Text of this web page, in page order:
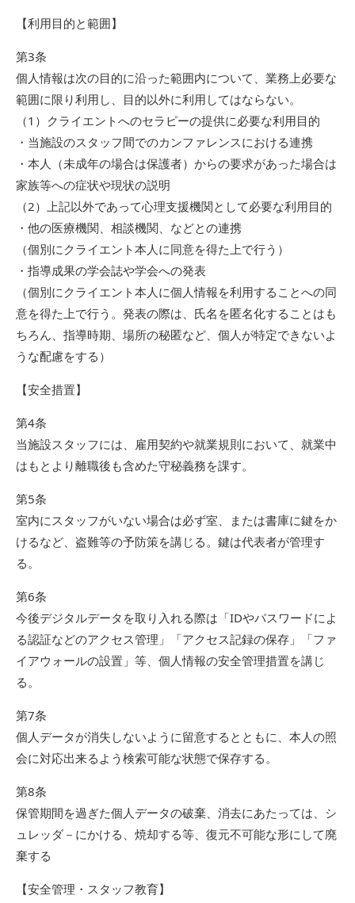
【利用目的と範囲】
第3条
個人情報は次の目的に沿った範囲内について、業務上必要な
範囲に限り利用し、目的以外に利用してはならない。
（1）クライエントへのセラピーの提供に必要な利用目的
・当施設のスタッフ間でのカンファレンスにおける連携
・本人（未成年の場合は保護者）からの要求があった場合は
家族等への症状や現状の説明
（2）上記以外であって心理支援機関として必要な利用目的
・他の医療機関、相談機関、などとの連携
（個別にクライエント本人に同意を得た上で行う）
・指導成果の学会誌や学会への発表
（個別にクライエント本人に個人情報を利用することへの同
意を得た上で行う。発表の際は、氏名を匿名化することはも
ちろん、指導時期、場所の秘匿など、個人が特定できないよ
うな配慮をする）
【安全措置】
第4条
当施設スタッフには、雇用契約や就業規則において、就業中
はもとより離職後も含めた守秘義務を課す。
第5条
室内にスタッフがいない場合は必ず室、または書庫に鍵をか
けるなど、盗難等の予防策を講じる。鍵は代表者が管理す
る。
第6条
今後デジタルデータを取り入れる際は「IDやパスワードによ
る認証などのアクセス管理」「アクセス記録の保存」「ファ
イアウォールの設置」等、個人情報の安全管理措置を講じ
る。
第7条
個人データが消失しないように留意するとともに、本人の照
会に対応出来るよう検索可能な状態で保存する。
第8条
保管期間を過ぎた個人データの破棄、消去にあたっては、シ
ュレッダ－にかける、焼却する等、復元不可能な形にして廃
棄する
【安全管理・スタッフ教育】